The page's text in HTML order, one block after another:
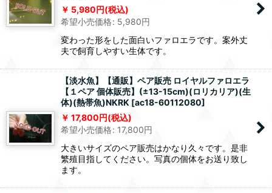
5,980円(税込)
希望小売価格: 5,980円
変わった形をした面白いファロエラです。案外丈
夫で飼育しやすい生体です。
【淡水魚】【通販】ペア販売 ロイヤルファロエラ
【１ペア 個体販売】(±13-15cm)(ロリカリア)(生
体)(熱帯魚)NKRK [ac18-60112080]
17,800円(税込)
希望小売価格: 17,800円
大きいサイズのペア販売はかなり久々です。是非
繁殖目指してください。写真の個体をお送り致し
ます。